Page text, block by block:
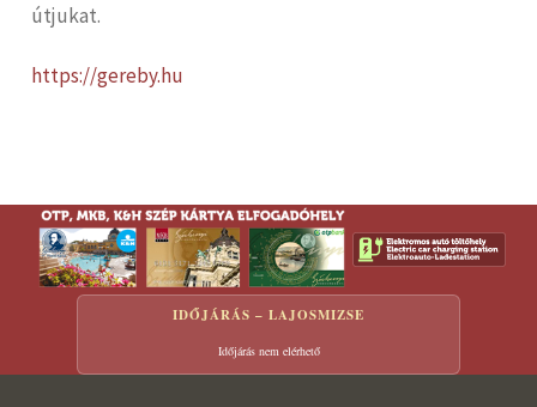
útjukat.
https://gereby.hu
IDŐJÁRÁS – LAJOSMIZSE
Időjárás nem elérhető